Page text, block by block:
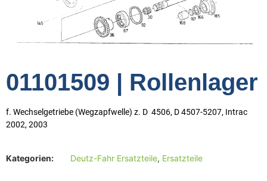
01101509 | Rollenlager
f. Wechselgetriebe (Wegzapfwelle) z. D 4506, D 4507-5207, Intrac
2002, 2003
Kategorien: Deutz-Fahr Ersatzteile, Ersatzteile